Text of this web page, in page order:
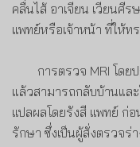
คลื่นไส้ อาเจียน เวียนศี
แพทย์หรือเจ้าหน้า ที่ให้
การตรวจ MRI โดย
แล้วสามารถกลับบ้านแล
แปลผลโดยรังสี แพทย์ ก่
รักษา ซึ่งเป็นผู้สั่งตรวจร่